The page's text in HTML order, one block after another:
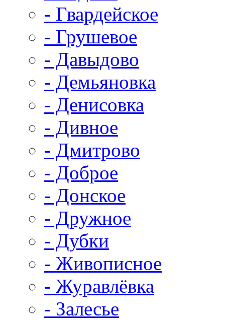
- Гвардейское
- Грушевое
- Давыдово
- Демьяновка
- Денисовка
- Дивное
- Дмитрово
- Доброе
- Донское
- Дружное
- Дубки
- Живописное
- Журавлёвка
- Залесье